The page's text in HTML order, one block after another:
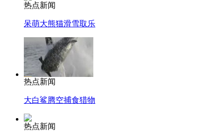
热点新闻
呆萌大熊猫滑雪取乐
热点新闻
大白鲨腾空捕食猎物
热点新闻